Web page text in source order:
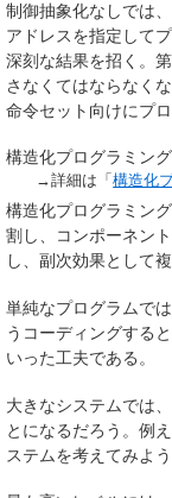
制御抽象化なしでは
アドレスを指定して
深刻な結果を招く。
さなくてはならなく
命令セット向けにプ
構造化プログラミング
→詳細は「構造化
構造化プログラミン
割し、コンポーネン
し、副次効果として
単純なプログラムでは
うコーディングする
いった工夫である。
大きなシステムでは
とになるだろう。例
ステムを考えてみよう